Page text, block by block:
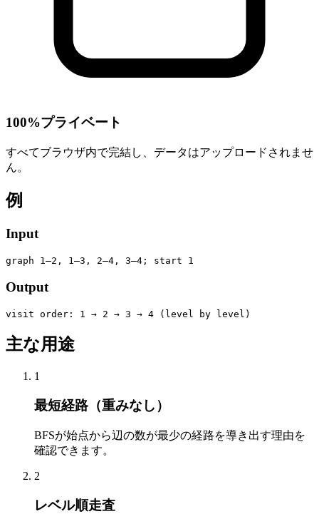
100%プライベート
すべてブラウザ内で完結し、データはアップロードされませ
ん。
例
Input
graph 1–2, 1–3, 2–4, 3–4; start 1
Output
visit order: 1 → 2 → 3 → 4 (level by level)
主な用途
1
最短経路（重みなし）
BFSが始点から辺の数が最少の経路を導き出す理由を
確認できます。
2
レベル順走査